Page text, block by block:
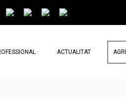
ACTUALITAT